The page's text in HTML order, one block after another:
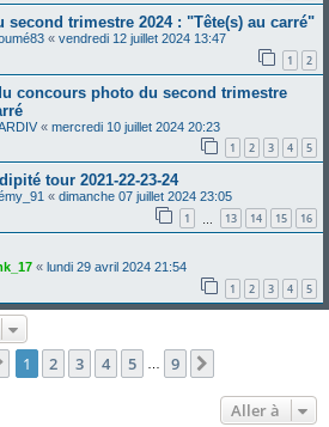
second trimestre 2024 : "Tête(s) au carré"
« vendredi 12 juillet 2024 13:47
1 2
concours photo du second trimestre
« mercredi 10 juillet 2024 20:23
1 2 3 4 5
tour 2021-22-23-24
« dimanche 07 juillet 2024 23:05
1 13 14 15 16
« lundi 29 avril 2024 21:54
1 2 3 4 5
Page 1sur9
1 2 3 4 5 9
Aller à